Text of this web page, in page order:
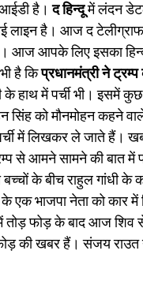
आईडी है।द हिन्दूमें लंदन
लाइन है। आज द
आज आपके लिए इसका
है किप्रधानमंत्री ने ट्रम्प
के हाथ में पर्ची भी। इसमें
सिंह को मौनमोहन कहने
में लिखकर ले जाते हैं।
से आमने सामने की बात
के बीच राहुल गांधी
एक भाजपा नेता को कार
तोड़ फोड़ के बाद आज शिव
की खबर हैं। संजय